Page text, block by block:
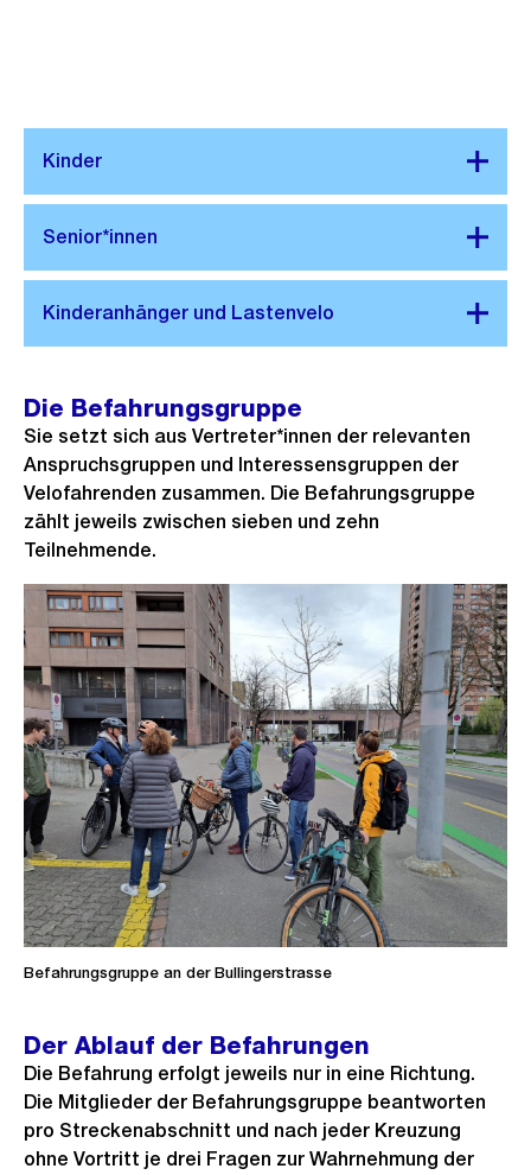
Die Befahrungsgruppe
Sie setzt sich aus Vertreter*innen der relevanten
Anspruchsgruppen und Interessensgruppen der
Velofahrenden zusammen. Die Befahrungsgruppe
zählt jeweils zwischen sieben und zehn
Teilnehmende.
Befahrungsgruppe an der Bullingerstrasse
Der Ablauf der Befahrungen
Die Befahrung erfolgt jeweils nur in eine Richtung.
Die Mitglieder der Befahrungsgruppe beantworten
pro Streckenabschnitt und nach jeder Kreuzung
ohne Vortritt je drei Fragen zur Wahrnehmung der